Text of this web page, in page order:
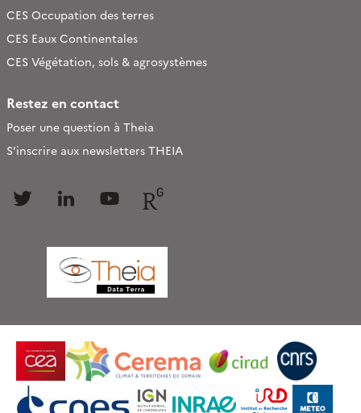
CES Occupation des terres
CES Eaux Continentales
CES Végétation, sols & agrosystèmes
Restez en contact
Poser une question à Theia
S’inscrire aux newsletters THEIA
Follow Follow